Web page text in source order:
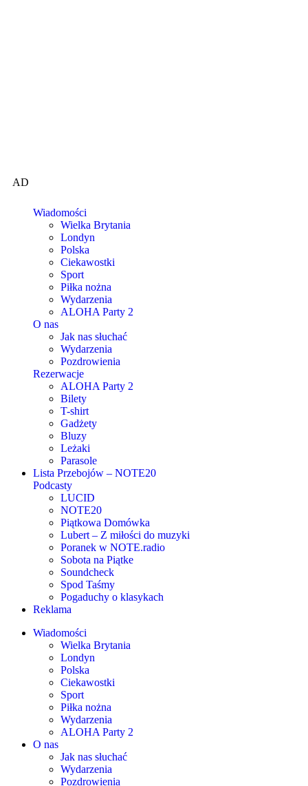
AD
Wiadomości
Wielka Brytania
Londyn
Polska
Ciekawostki
Sport
Piłka nożna
Wydarzenia
ALOHA Party 2
O nas
Jak nas słuchać
Wydarzenia
Pozdrowienia
Rezerwacje
ALOHA Party 2
Bilety
T-shirt
Gadżety
Bluzy
Leżaki
Parasole
Lista Przebojów – NOTE20
Podcasty
LUCID
NOTE20
Piątkowa Domówka
Lubert – Z miłości do muzyki
Poranek w NOTE.radio
Sobota na Piątke
Soundcheck
Spod Taśmy
Pogaduchy o klasykach
Reklama
Wiadomości
Wielka Brytania
Londyn
Polska
Ciekawostki
Sport
Piłka nożna
Wydarzenia
ALOHA Party 2
O nas
Jak nas słuchać
Wydarzenia
Pozdrowienia